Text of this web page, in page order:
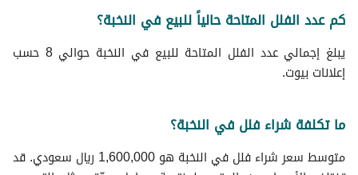
كم عدد الفلل المتاحة حالياً للبيع في النخبة؟
يبلغ إجمالي عدد الفلل المتاحة للبيع في النخبة حوالي 8 حسب
إعلانات بيوت.
ما تكلفة شراء فلل في النخبة؟
متوسط سعر شراء فلل في النخبة هو 1,600,000 ريال سعودي. قد